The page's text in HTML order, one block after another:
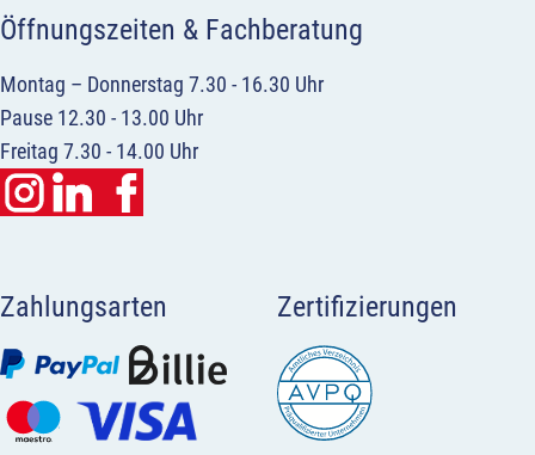
Öffnungszeiten & Fachberatung
Montag – Donnerstag 7.30 - 16.30 Uhr
Pause 12.30 - 13.00 Uhr
Freitag 7.30 - 14.00 Uhr
Zahlungsarten Zertifizierungen